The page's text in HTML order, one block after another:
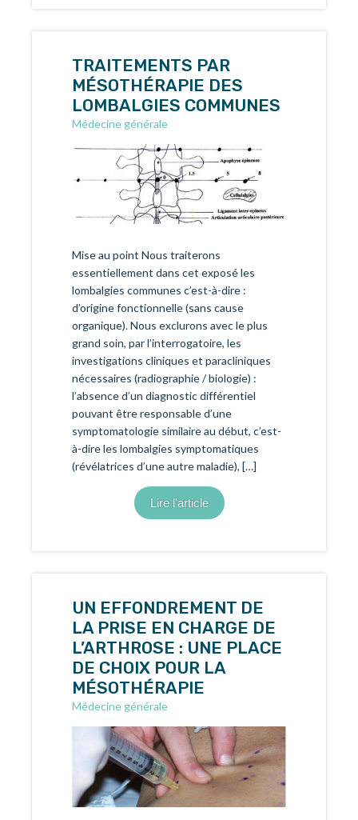
TRAITEMENTS PAR
MÉSOTHÉRAPIE DES
LOMBALGIES COMMUNES
Médecine générale
Mise au point Nous traiterons
essentiellement dans cet exposé les
lombalgies communes c’est-à-dire :
d’origine fonctionnelle (sans cause
organique). Nous exclurons avec le plus
grand soin, par l’interrogatoire, les
investigations cliniques et paracliniques
nécessaires (radiographie / biologie) :
l’absence d’un diagnostic différentiel
pouvant être responsable d’une
symptomatologie similaire au début, c’est-
à-dire les lombalgies symptomatiques
(révélatrices d’une autre maladie), […]
Lire l'article
UN EFFONDREMENT DE
LA PRISE EN CHARGE DE
L’ARTHROSE : UNE PLACE
DE CHOIX POUR LA
MÉSOTHÉRAPIE
Médecine générale